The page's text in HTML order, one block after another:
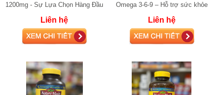
1200mg - Sự Lựa Chọn Hàng Đầu
Khỏe Tim M
Liên hệ
Omega 3-6-9 – Hỗ trợ sức khỏe
Liên hệ